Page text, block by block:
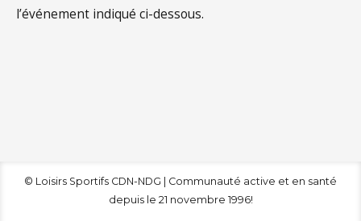
l’événement indiqué ci-dessous.
© Loisirs Sportifs CDN-NDG | Communauté active et en santé
depuis le 21 novembre 1996!